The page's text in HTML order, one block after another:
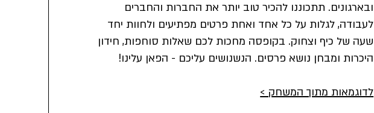
ובארגונים. תתכוננו להכיר טוב יותר את החברות והחברים
לעבודה, לגלות על כל אחד ואחת פרטים מפתיעים ולחוות יחד
שעה של כיף וצחוק. בקופסה מחכות לכם שאלות סוחפות, חידון
היכרות ומבחן נושא פרסים. הנשנושים עליכם - הפאן עלינו!
​לדוגמאות מתוך המשחק >